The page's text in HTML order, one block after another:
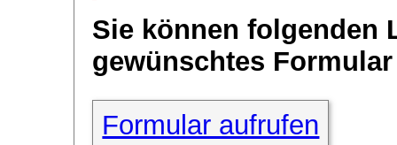
Sie können folgenden
gewünschtes
Formular aufrufen